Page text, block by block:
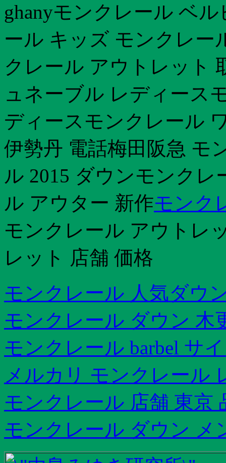
ghanyモンクレール ベ
ール キッズ モンクレー
クレール アウトレット
ュネーブル レディース
ディースモンクレール
伊勢丹 電話梅田阪急 モ
ル 2015 ダウンモンク
ル アウター 新作モンク
モンクレール アウトレ
レット 店舗 価格
モンクレール 人気ダウ
モンクレール ダウン 木
モンクレール barbel サ
メルカリ モンクレール
モンクレール 店舗 東京
モンクレール ダウン メ